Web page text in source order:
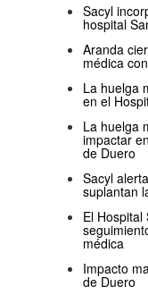
Sacyl
hospital
Aranda
médica
La huelga
en el
La huelga
impactar
de Duero
Sacyl
suplantan
El
médica
Impacto
de Duero